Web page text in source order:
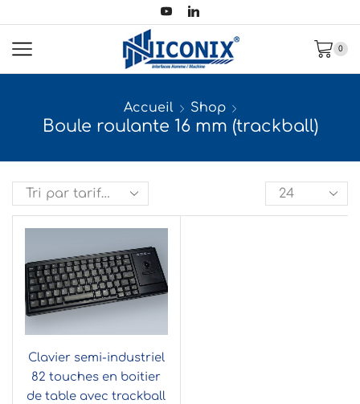
0
Accueil Shop
Boule roulante 16 mm (trackball)
Clavier semi-industriel
82 touches en boitier
de table avec trackball